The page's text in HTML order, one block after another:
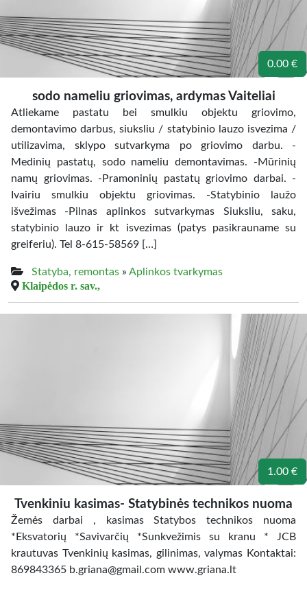
0.00 €
sodo nameliu griovimas, ardymas Vaiteliai
Atliekame pastatu bei smulkiu objektu griovimo,
demontavimo darbus, siuksliu / statybinio lauzo isvezima /
utilizavima, sklypo sutvarkyma po griovimo darbu. -
Medinių pastatų, sodo nameliu demontavimas. -Mūrinių
namų griovimas. -Pramoninių pastatų griovimo darbai. -
Ivairiu smulkiu objektu griovimas. -Statybinio laužo
išvežimas -Pilnas aplinkos sutvarkymas Siuksliu, saku,
statybinio lauzo ir kt isvezimas (patys pasikrauname su
greiferiu). Tel 8-615-58569 […]
Statyba, remontas » Aplinkos tvarkymas
Klaipėdos r. sav.,
1.00 €
Tvenkiniu kasimas- Statybinės technikos nuoma
Žemės darbai , kasimas Statybos technikos nuoma
*Eksvatorių *Savivarčių *Sunkvežimis su kranu * JCB
krautuvas Tvenkinių kasimas, gilinimas, valymas Kontaktai:
869843365 b.griana@gmail.com www.griana.lt